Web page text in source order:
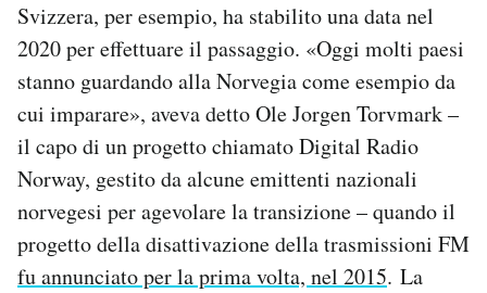
Svizzera, per esempio, ha stabilito una data nel
2020 per effettuare il passaggio. «Oggi molti paesi
stanno guardando alla Norvegia come esempio da
cui imparare», aveva detto Ole Jorgen Torvmark –
il capo di un progetto chiamato Digital Radio
Norway, gestito da alcune emittenti nazionali
norvegesi per agevolare la transizione – quando il
progetto della disattivazione della trasmissioni FM
fu annunciato per la prima volta, nel 2015. La